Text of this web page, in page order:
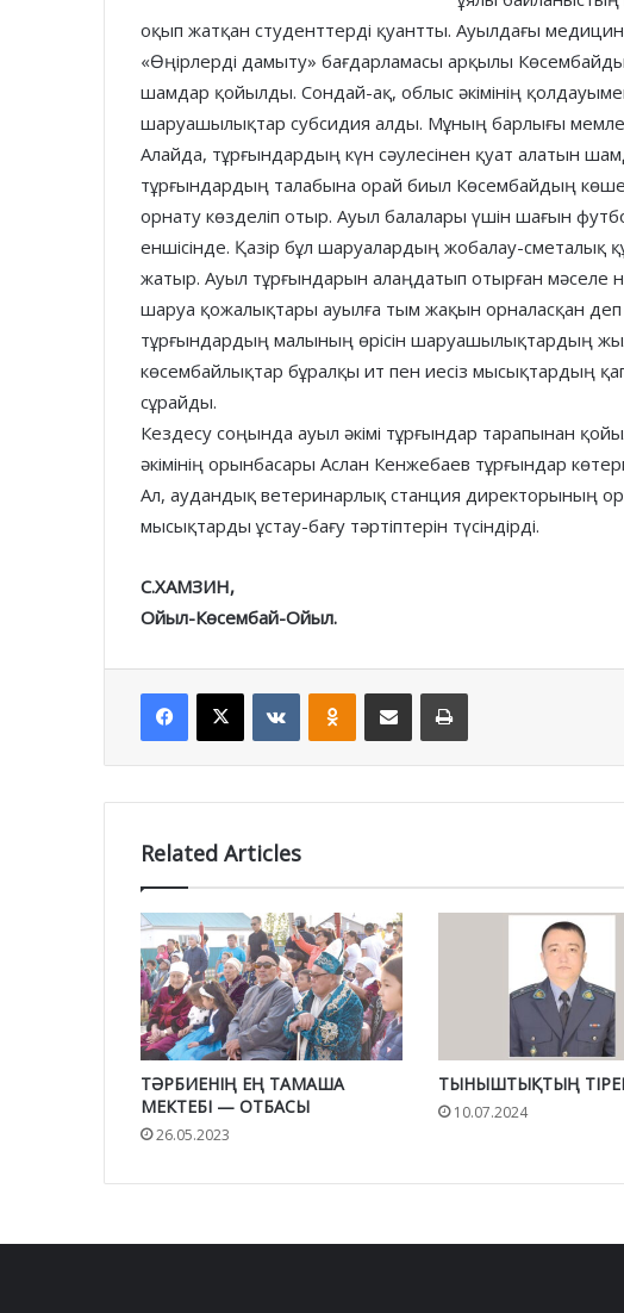
оқып жатқан студенттерді қуантты. Ауылдағы
«Өңірлерді дамыту» бағдарламасы арқылы
шамдар қойылды. Сондай-ақ, облыс әкімінің
шаруашылықтар субсидия алды. Мұның барлығы
Алайда, тұрғындардың күн сәулесінен қуат алатын
тұрғындардың талабына орай биыл Көсембайдың
орнату көзделіп отыр. Ауыл балалары үшін шағын
еншісінде. Қазір бұл шаруалардың жобалау-сметалық
жатыр. Ауыл тұрғындарын алаңдатып отырған мәселе
шаруа қожалықтары ауылға тым жақын орналасқан
тұрғындардың малының өрісін шаруашылықтардың
көсембайлықтар бұралқы ит пен иесіз мысықтардың
сұрайды.
Кездесу соңында ауыл әкімі тұрғындар тарапынан
әкімінің орынбасары Аслан Кенжебаев тұрғындар
Ал, аудандық ветеринарлық станция директорының
мысықтарды ұстау-бағу тәртіптерін түсіндірді.
С.ХАМЗИН,
Ойыл-Көсембай-Ойыл.
Facebook
X VKontakteOdnoklassniki
Share via Email Print
Related Articles
ТӘРБИЕНІҢ ЕҢ ТАМАША
МЕКТЕБІ — ОТБАСЫ
26.05.2023
ТЫНЫШТЫҚТЫҢ
10.07.2024